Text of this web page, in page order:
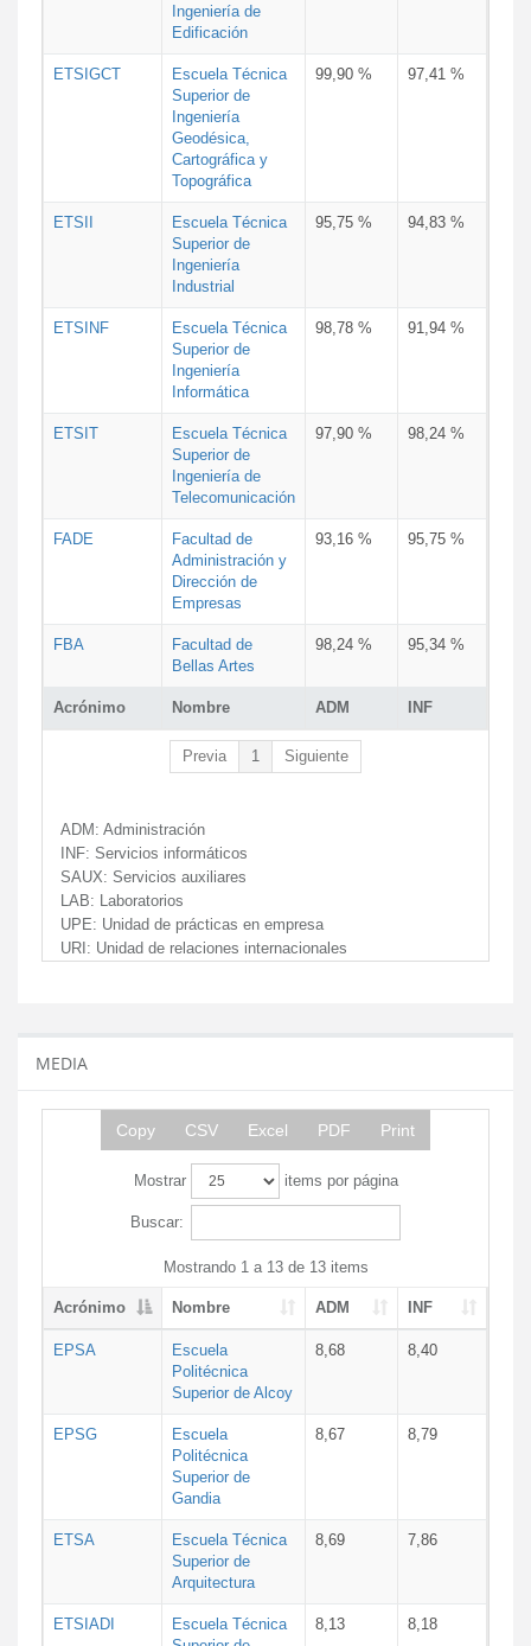
Acrónimo Nombre ADM INF
Ingeniería de
Edificación
ETSIGCT
Escuela Técnica
Superior de
Ingeniería
Geodésica,
Cartográfica y
Topográfica
99,90 % 97,41 %
ETSII
Escuela Técnica
Superior de
Ingeniería
Industrial
95,75 % 94,83 %
ETSINF
Escuela Técnica
Superior de
Ingeniería
Informática
98,78 % 91,94 %
ETSIT
Escuela Técnica
Superior de
Ingeniería de
Telecomunicación
97,90 % 98,24 %
FADE
Facultad de
Administración y
Dirección de
Empresas
93,16 % 95,75 %
FBA
Facultad de
Bellas Artes
98,24 % 95,34 %
Previa 1 Siguiente
ADM: Administración
INF: Servicios informáticos
SAUX: Servicios auxiliares
LAB: Laboratorios
UPE: Unidad de prácticas en empresa
URI: Unidad de relaciones internacionales
MEDIA
Copy CSV Excel PDF Print
Mostrar items por página
Buscar:
Mostrando 1 a 13 de 13 items
Acrónimo Nombre ADM INF
EPSA
Escuela
Politécnica
Superior de Alcoy
8,68 8,40
EPSG
Escuela
Politécnica
Superior de
Gandia
8,67 8,79
ETSA
Escuela Técnica
Superior de
Arquitectura
8,69 7,86
ETSIADI
Escuela Técnica
8,13 8,18